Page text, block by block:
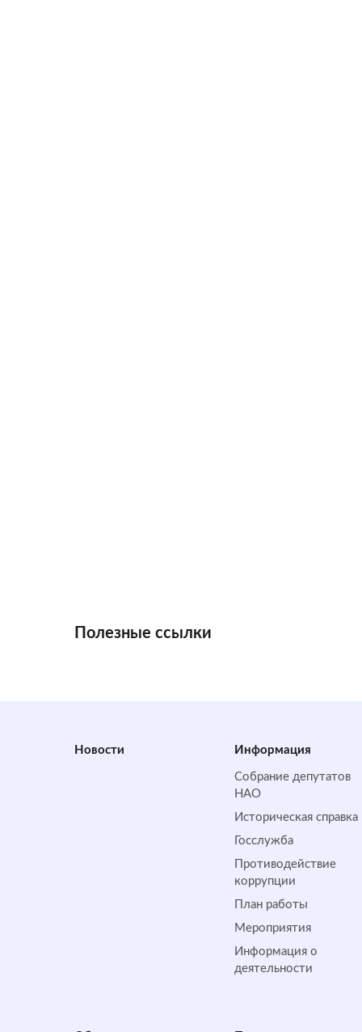
Полезные ссылки
Новости Информация
Собрание депутатов
НАО
Историческая справка
Госслужба
Противодействие
коррупции
План работы
Мероприятия
Информация о
деятельности